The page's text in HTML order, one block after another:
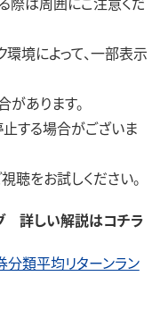
境によって、一部表示
あります。
する場合がございま
聴をお試しください。
詳しい解説はコチラ
分類平均リターンラン